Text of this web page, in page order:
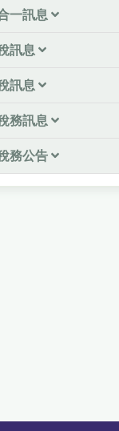
一訊息
訊息
訊息
務訊息
務公告